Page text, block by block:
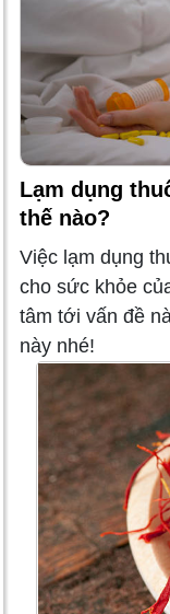
Lạm dụng
thế nào?
Việc lạm dụng
cho sức khỏe
tâm tới vấn đề
này nhé!